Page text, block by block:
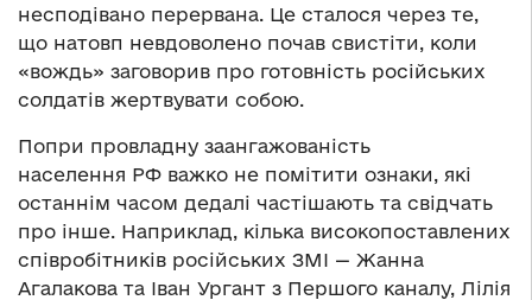
несподівано перервана. Це сталося через те,
що натовп невдоволено почав свистіти, коли
«вождь» заговорив про готовність російських
солдатів жертвувати собою.
Попри провладну заангажованість
населення РФ важко не помітити ознаки, які
останнім часом дедалі частішають та свідчать
про інше. Наприклад, кілька високопоставлених
співробітників російських ЗМІ — Жанна
Агалакова та Іван Ургант з Першого каналу, Лілія